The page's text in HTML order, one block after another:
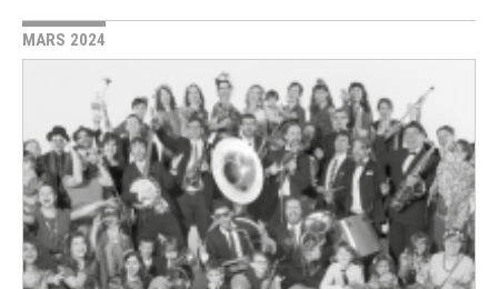
MARS 2024